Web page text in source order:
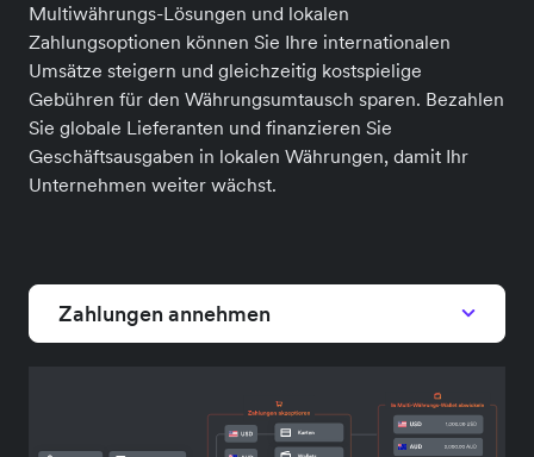
Multiwährungs-Lösungen und lokalen
Zahlungsoptionen können Sie Ihre internationalen
Umsätze steigern und gleichzeitig kostspielige
Gebühren für den Währungsumtausch sparen. Bezahlen
Sie globale Lieferanten und finanzieren Sie
Geschäftsausgaben in lokalen Währungen, damit Ihr
Unternehmen weiter wächst.
Zahlungen annehmen